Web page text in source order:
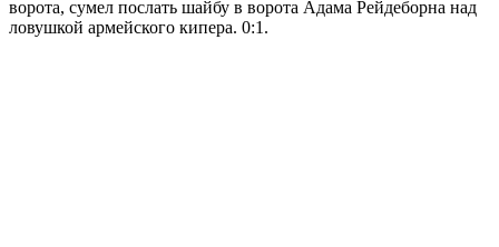
ворота, сумел послать шайбу в ворота Адама Рейдеборна над
ловушкой армейского кипера. 0:1.